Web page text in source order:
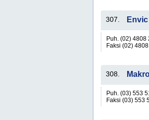
307.
Puh. (02) 4808
Faksi (02)
308.
Puh. (03) 553
Faksi (03) 553